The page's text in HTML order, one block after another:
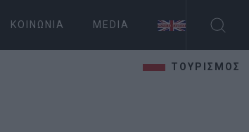
ΚΟΙΝΩΝΊΑ MEDIA
ΤΟΥΡΙΣΜΟΣ